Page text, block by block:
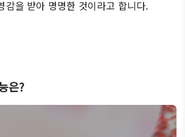
을 받아 명명한 것이라고 합니다.
은?